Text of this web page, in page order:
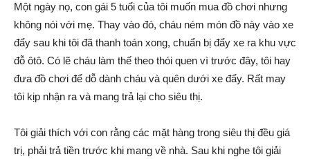
Một ngày nọ, con gái 5 tuổi của tôi muốn mua đồ chơi nhưng
không nói với mẹ. Thay vào đó, cháu ném món đồ này vào xe
đẩy sau khi tôi đã thanh toán xong, chuẩn bị đẩy xe ra khu vực
đỗ ôtô. Có lẽ cháu làm thế theo thói quen vì trước đây, tôi hay
đưa đồ chơi để dỗ dành cháu và quên dưới xe đẩy. Rất may
tôi kịp nhận ra và mang trả lại cho siêu thị.
Tôi giải thích với con rằng các mặt hàng trong siêu thị đều giá
trị, phải trả tiền trước khi mang về nhà. Sau khi nghe tôi giải